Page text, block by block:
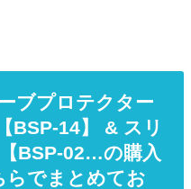
ブプロテクター
BSP-14】 & スリ
BSP-02…の購入
らでまとめてお